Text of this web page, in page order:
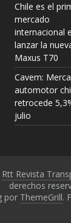
Chile es el
mercado
internacional
lanzar la
Maxus T70
Cavem:
automotor
retrocede
julio
Rtt Revista
derechos
por ThemeGrill.